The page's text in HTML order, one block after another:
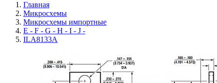
Главная
Микросхемы
Микросхемы импортные
E - F - G - H - I - J -
ILA8133A